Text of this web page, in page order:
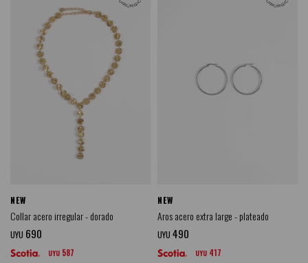
NEW
Collar acero irregular - dorado
UYU 690
UYU 587
NEW
Aros acero extra large - plateado
UYU 490
UYU 417